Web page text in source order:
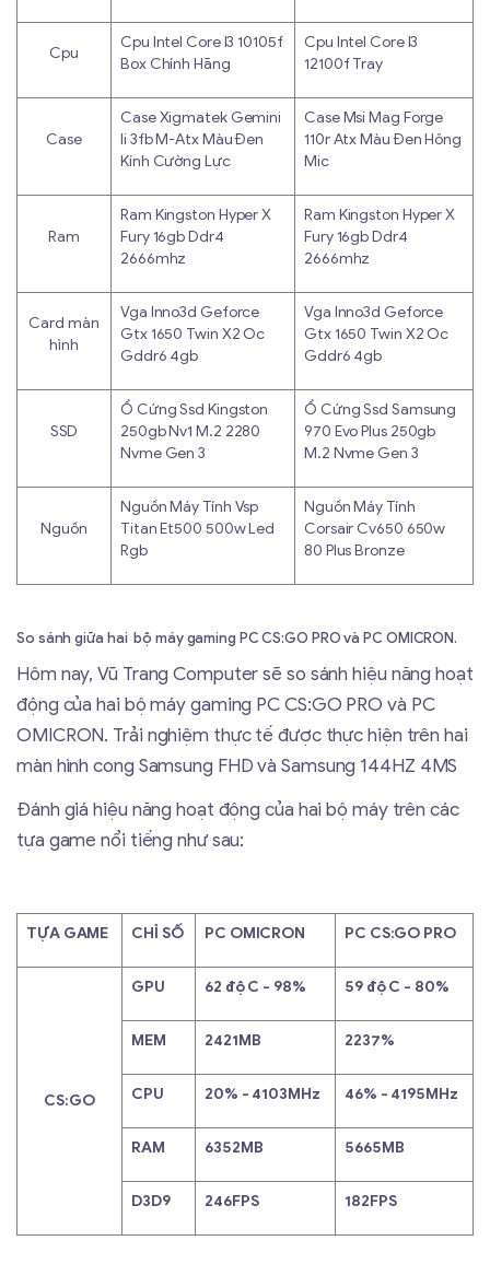
Cpu
Cpu Intel Core I3 10105f
Box Chính Hãng
Cpu Intel Core I3
12100f Tray
Case
Case Xigmatek Gemini
Ii 3fb M-Atx Màu Đen
Kính Cường Lực
Case Msi Mag Forge
110r Atx Màu Đen Hông
Mic
Ram
Ram Kingston Hyper X
Fury 16gb Ddr4
2666mhz
Ram Kingston Hyper X
Fury 16gb Ddr4
2666mhz
Card màn
hình
Vga Inno3d Geforce
Gtx 1650 Twin X2 Oc
Gddr6 4gb
Vga Inno3d Geforce
Gtx 1650 Twin X2 Oc
Gddr6 4gb
SSD
Ổ Cứng Ssd Kingston
250gb Nv1 M.2 2280
Nvme Gen 3
Ổ Cứng Ssd Samsung
970 Evo Plus 250gb
M.2 Nvme Gen 3
Nguồn
Nguồn Máy Tính Vsp
Titan Et500 500w Led
Rgb
Nguồn Máy Tính
Corsair Cv650 650w
80 Plus Bronze
So sánh giữa hai bộ máy gaming PC CS:GO PRO và PC OMICRON.
Hôm nay, Vũ Trang Computer sẽ so sánh hiệu năng hoạt
động của hai bộ máy gaming PC CS:GO PRO và PC
OMICRON. Trải nghiệm thực tế được thực hiện trên hai
màn hình cong Samsung FHD và Samsung 144HZ 4MS
Đánh giá hiệu năng hoạt động của hai bộ máy trên các
tựa game nổi tiếng như sau:
TỰA GAME CHỈ SỐ PC OMICRON PC CS:GO PRO
CS:GO
GPU 62 độ C - 98% 59 độ C - 80%
MEM 2421MB 2237%
CPU 20% - 4103MHz 46% - 4195MHz
RAM 6352MB 5665MB
D3D9 246FPS 182FPS